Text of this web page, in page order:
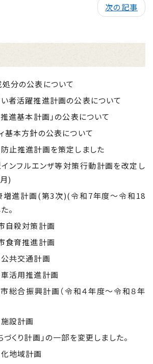
次の記事
分の公表について
者活躍推進計画の公表について
進基本計画」の公表について
基本方針の公表について
止推進計画を策定しました
ンフルエンザ等対策行動計画を改定し
)
増進計画(第3次)(令和7年度～令和18
。
自殺対策計画
食育推進計画
共交通計画
活用推進計画
総合振興計画（令和４年度～令和８年
設計画
づくり計画」の一部を変更しました。
地域計画